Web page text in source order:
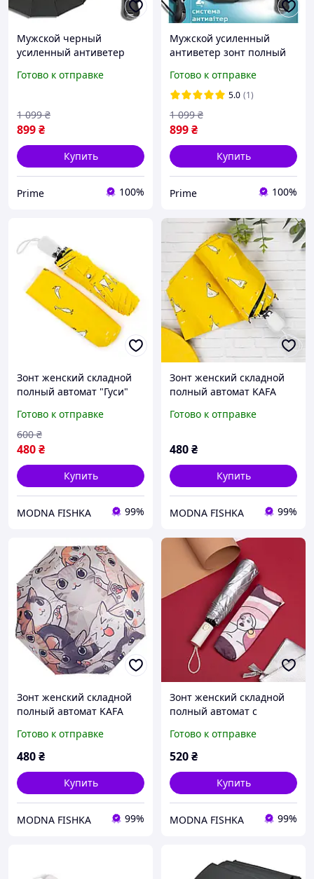
Мужской черный
усиленный антиветер
слона на 16 карбоновых
Готово к отправке
899₴
1 099 ₴
Купить
Prime 100%
Мужской усиленный
антиветер зонт полный
карбоновых спиц Три
слона черный (7566)
prime
Готово к отправке
5.0 (1)
899₴
1 099 ₴
Купить
Prime 100%
Зонт женский складной
полный автомат "Гуси"
защита
Готово к отправке
480₴
600 ₴
Купить
MODNA FISHKA 99%
Зонт женский складной
полный автомат KAFA
антиветер, УФ-защита
Готово к отправке
480₴
Купить
MODNA FISHKA 99%
Зонт женский складной
полный автомат KAFA
защита (fb)
Готово к отправке
480₴
Купить
MODNA FISHKA 99%
Зонт женский складной
полный автомат с
KAFA "Модница" (fb)
Готово к отправке
520₴
Купить
MODNA FISHKA 99%